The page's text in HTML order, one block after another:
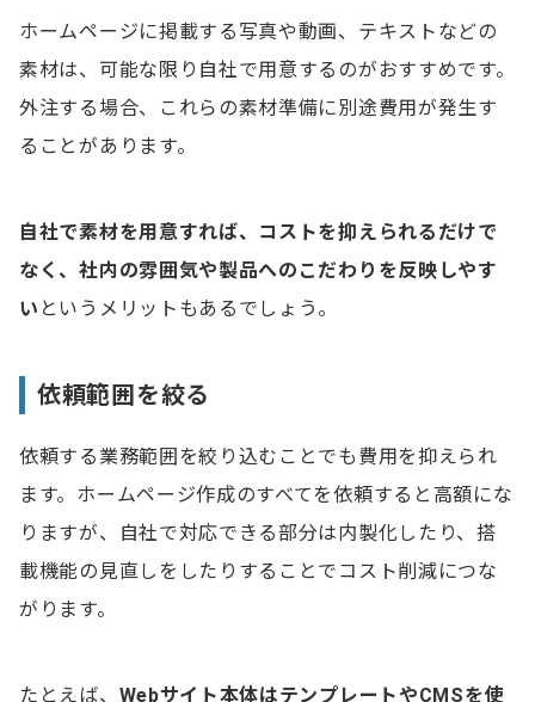
ホームページに掲載する写真や動画、テキストなどの
素材は、可能な限り自社で用意するのがおすすめです。
外注する場合、これらの素材準備に別途費用が発生す
ることがあります。
自社で素材を用意すれば、コストを抑えられるだけで
なく、社内の雰囲気や製品へのこだわりを反映しやす
い というメリットもあるでしょう。
依頼範囲を絞る
依頼する業務範囲を絞り込むことでも費用を抑えられ
ます。ホームページ作成のすべてを依頼すると高額にな
りますが、自社で対応できる部分は内製化したり、搭
載機能の見直しをしたりすることでコスト削減につな
がります。
たとえば、 Webサイト本体はテンプレートやCMSを使